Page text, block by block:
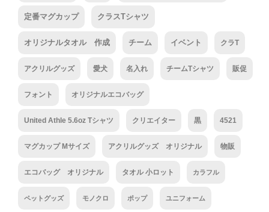
定番マグカップ クラスTシャツ
オリジナルタオル 作成 チーム イベント クラT
アクリルグッズ 愛犬 名入れ チームTシャツ 販促
フォント オリジナルエコバッグ
United Athle 5.6oz Tシャツ クリエイター 黒 4521
マグカップ Mサイズ アクリルグッズ オリジナル 物販
エコバッグ オリジナル タオル 小ロット カラフル
ペットグッズ モノクロ ポップ ユニフォーム